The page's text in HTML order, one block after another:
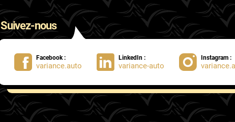
Suivez-nous
Facebook :
variance.auto
LinkedIn :
variance-auto
Instagram :